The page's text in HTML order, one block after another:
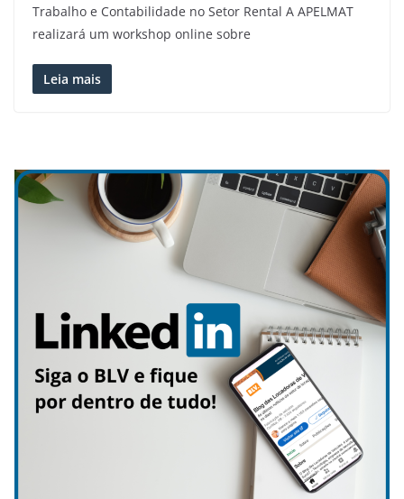
Trabalho e Contabilidade no Setor Rental A APELMAT
realizará um workshop online sobre
Leia mais